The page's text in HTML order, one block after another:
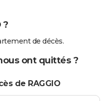
?
de décès.
ont quittés ?
de RAGGIO